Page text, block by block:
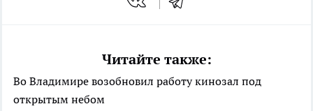
Читайте также:
Во Владимире возобновил работу кинозал под
открытым небом